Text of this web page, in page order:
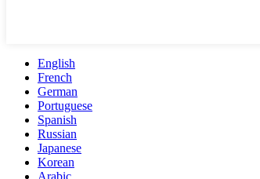
English
French
German
Portuguese
Spanish
Russian
Japanese
Korean